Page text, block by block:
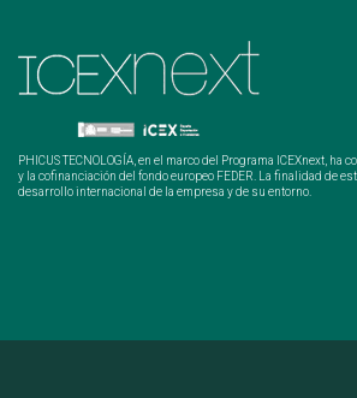
PHICUS TECNOLOGÍA, en el marco del Programa ICEXnext, ha
y la cofinanciación del fondo europeo FEDER. La finalidad de
desarrollo internacional de la empresa y de su entorno.